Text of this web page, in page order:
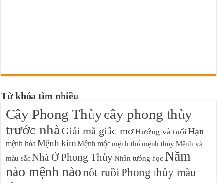
Từ khóa tìm nhiều
Cây Phong Thủycây phong thủy
trước nhàGiải mã giấc mơHướng và tuổiHạn
mệnh hỏaMệnh kimMệnh mộcmệnh thổ mệnh thủyMệnh và
màu sắc Nhà Ở Phong ThủyNhân tướng học Năm
nào mệnh nàonốt ruồiPhong thủy màu